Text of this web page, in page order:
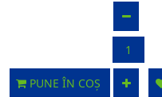
PUNE ÎN COȘ